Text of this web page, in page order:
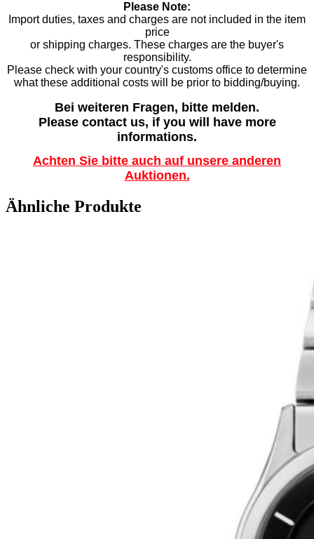
Please Note:
Import duties, taxes and charges are not included in the item
price
or shipping charges. These charges are the buyer's
responsibility.
Please check with your country's customs office to determine
what these additional costs will be prior to bidding/buying.
Bei weiteren Fragen, bitte melden.
Please contact us, if you will have more
informations.
Achten Sie bitte auch auf unsere anderen
Auktionen.
Ähnliche Produkte